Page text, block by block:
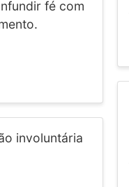
fé com
involuntária